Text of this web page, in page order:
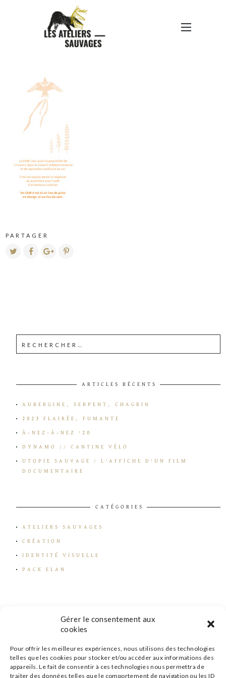
Gérer le consentement aux
cookies
Pour offrir les meilleures expériences, nous utilisons des technologies
telles que les cookies pour stocker et/ou accéder aux informations des
appareils. Le fait de consentir à ces technologies nous permettra de
traiter des données telles que le comportement de navigation ou les ID
GEM-DÉPLIANT-
PROPOSITION-2
PARTAGER
ARTICLES RÉCENTS
AUBERGINE, SERPENT, CHAGRIN
2023 FLAIRÉE, FUMANTE
À-NEZ-À-NEZ ’20
DYNAMO // CANTINE VÉLO
UTOPIE SAUVAGE / L’AFFICHE D’UN FILM
DOCUMENTAIRE
CATÉGORIES
ATELIERS SAUVAGES
CRÉATION
IDENTITÉ VISUELLE
PACK ELAN